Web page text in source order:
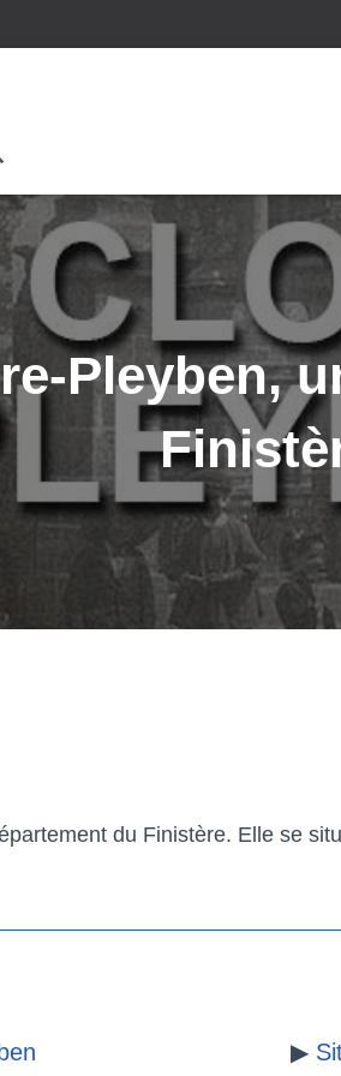
Pleyben,
du Finistère. Elle se
▶